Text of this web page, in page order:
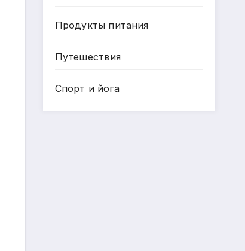
Продукты питания
Путешествия
Спорт и йога